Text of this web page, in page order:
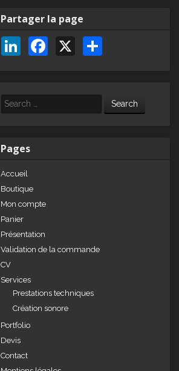
Partager la page
Li
e
n
o
X
g
Search
Pages
Accueil
Boutique
Mon compte
Panier
Présentation
Validation de la commande
CV
Services
Prestations techniques
Création sonore
Portfolio
Devis
Contact